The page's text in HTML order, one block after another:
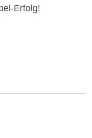
Erfolg!